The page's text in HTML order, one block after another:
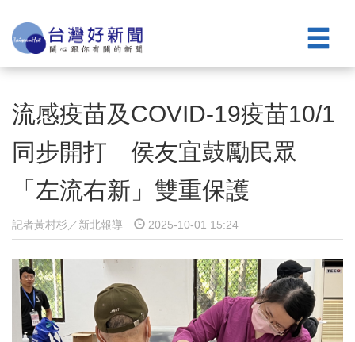
流感疫苗及COVID-19疫苗10/1
同步開打 侯友宜鼓勵民眾
「左流右新」雙重保護
記者黃村杉／新北報導 2025-10-01 15:24